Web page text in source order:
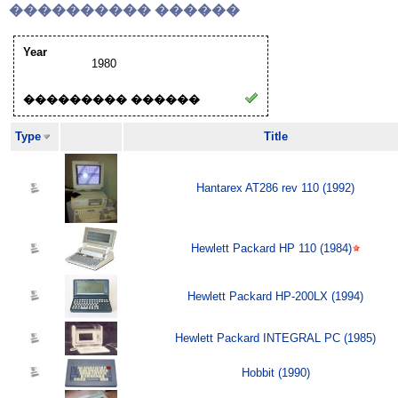
���������� ������
Year
1980
��������� ������
Type Title
Hantarex AT286 rev 110 (1992)
Hewlett Packard HP 110 (1984)
Hewlett Packard HP-200LX (1994)
Hewlett Packard INTEGRAL PC (1985)
Hobbit (1990)